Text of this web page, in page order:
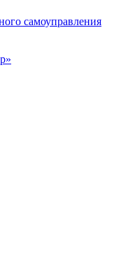
самоуправления